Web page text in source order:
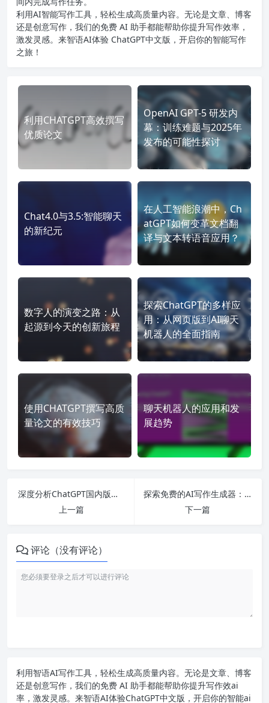
利用AI智能写作工具，轻松生成高质量内容。无论是文章、博客
还是创意写作，我们的免费 AI 助手都能帮助你提升写作效率，
激发灵感。来智语AI体验 ChatGPT中文版 ，开启你的智能写作
之旅！
利用CHATGPT高效撰写
优质论文
OpenAI GPT-5 研发内
幕：训练难题与2025年
发布的可能性探讨
Chat4.0与3.5:智能聊天
的新纪元
在人工智能浪潮中，Ch
atGPT如何变革文档翻
译与文本转语音应用？
数字人的演变之路：从
起源到今天的创新旅程
探索ChatGPT的多样应
用：从网页版到AI聊天
机器人的全面指南
使用CHATGPT撰写高质
量论文的有效技巧
聊天机器人的应用和发
展趋势
深度分析ChatGPT国内版网页：从生成视频到就业前景的全面探讨
上一篇
探索免费的AI写作生成器：助力学生轻松写作文，分享最新神器与技巧！
下一篇
评论（没有评论）
利用智语AI写作工具，轻松生成高质量内容。无论是文章、博客
还是创意写作，我们的免费 AI 助手都能帮助你提升写作效ai
率，激发灵感。来智语AI体验ChatGPT中文版 ，开启你的智能ai